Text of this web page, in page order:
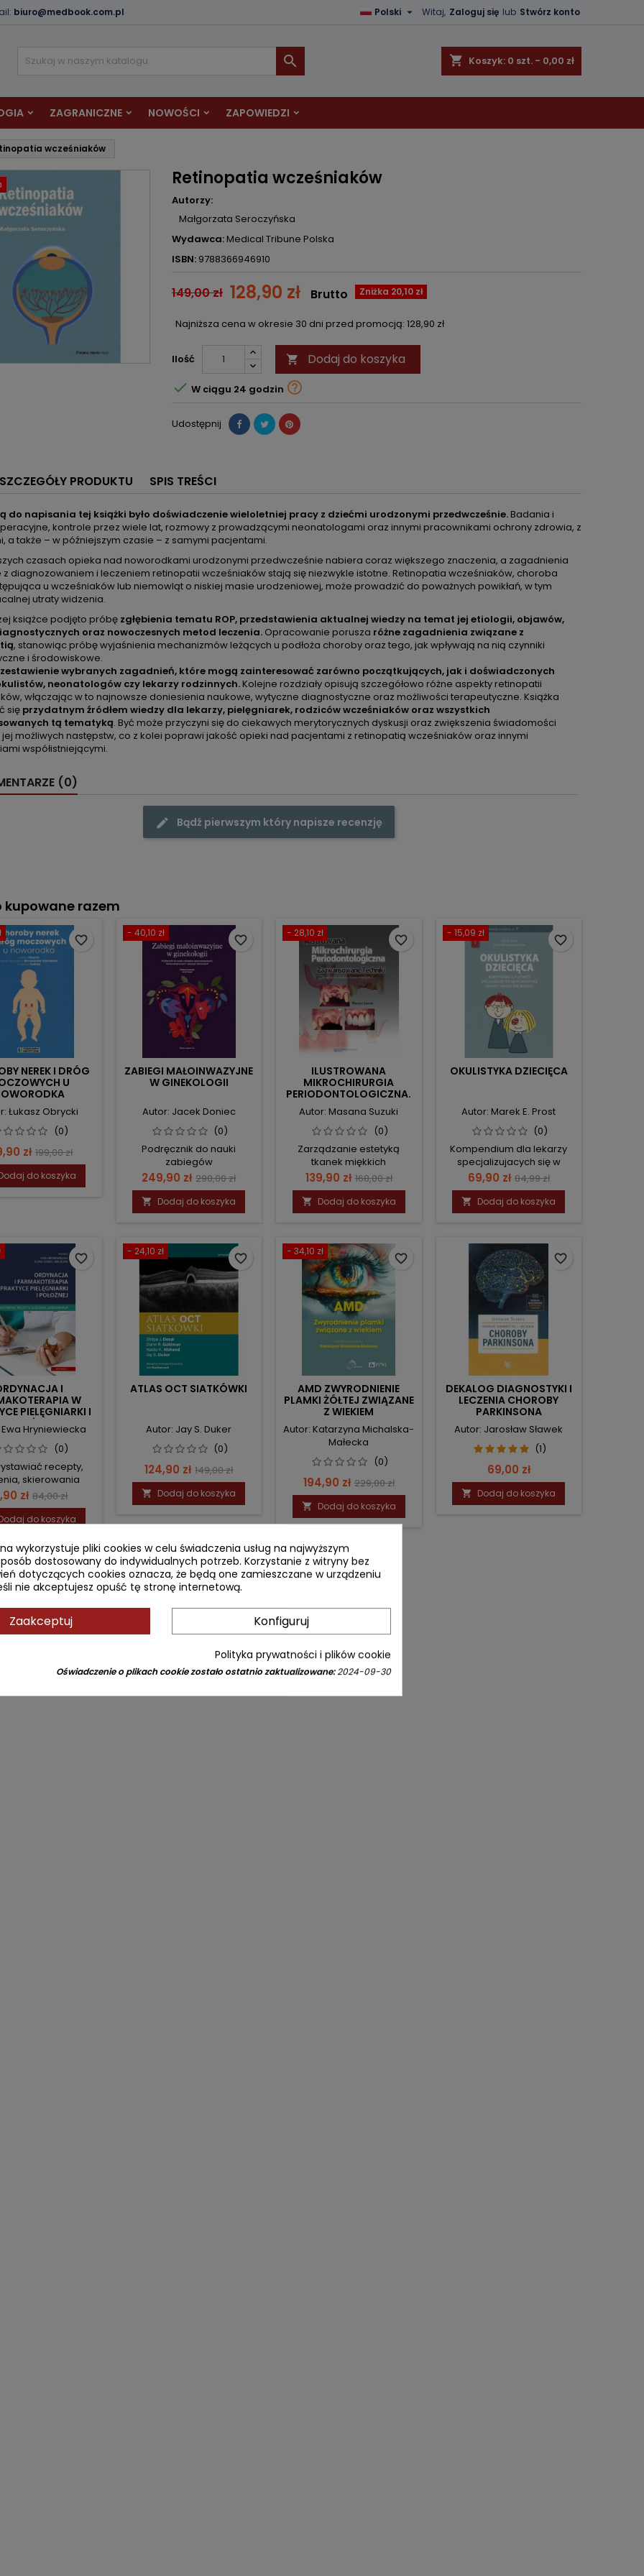
biuro@medbook.com.pl Witaj, Zaloguj się lub Stwórz konto
Polski 
shopping_cart Koszyk: 0 szt. - 0,00 zł

ZAGRANICZNE NOWOŚCI ZAPOWIEDZI
wcześniaków
Retinopatia wcześniaków
Autorzy:
Małgorzata Seroczyńska
Wydawca:Medical Tribune Polska
ISBN: 9788366946910
149,00 zł 128,90 zł Zniżka 20,10 zł
Brutto
Najniższa cena w okresie 30 dni przed promocją: 128,90 zł
Ilość  Dodaj do koszyka
 W ciągu 24 godzin 
Udostępnij
SZCZEGÓŁY PRODUKTU SPIS TREŚCI
do napisania tej książki było doświadczenie wieloletniej pracy z dziećmi urodzonymi przedwcześnie.Badania i
kontrole przez wiele lat, rozmowy z prowadzącymi neonatologami oraz innymi pracownikami ochrony zdrowia, z
a także – w późniejszym czasie – z samymi pacjentami.
czasach opieka nad noworodkami urodzonymi przedwcześnie nabiera coraz większego znaczenia, a zagadnienia
z diagnozowaniem i leczeniem retinopatii wcześniaków stają się niezwykle istotne. Retinopatia wcześniaków, choroba
u wcześniaków lub niemowląt o niskiej masie urodzeniowej, może prowadzić do poważnych powikłań, w tym
utraty widzenia.
książce podjęto próbę zgłębienia tematu ROP, przedstawienia aktualnej wiedzy na temat jej etiologii, objawów,
oraz nowoczesnych metod leczenia. Opracowanie porusza różne zagadnienia związane z
, stanowiąc próbę wyjaśnienia mechanizmów leżących u podłoża choroby oraz tego, jak wpływają na nią czynniki
i środowiskowe.
wybranych zagadnień, które mogą zainteresować zarówno początkujących, jak i doświadczonych
neonatologów czy lekarzy rodzinnych.Kolejne rozdziały opisują szczegółowo różne aspekty retinopatii
włączając w to najnowsze doniesienia naukowe, wytyczne diagnostyczne oraz możliwości terapeutyczne. Książka
się przydatnym źródłem wiedzy dla lekarzy, pielęgniarek, rodziców wcześniaków oraz wszystkich
tą tematyką. Być może przyczyni się do ciekawych merytorycznych dyskusji oraz zwiększenia świadomości
możliwych następstw, co z kolei poprawi jakość opieki nad pacjentami z retinopatią wcześniaków oraz innymi
współistniejącymi.
(0)
Bądź pierwszym który napisze recenzję
kupowane razem
NEREK I DRÓG
U
Łukasz Obrycki
(0)
zł Cena
podstawowa
199,00 zł
do koszyka
favorite_border
- 40,10 zł
ZABIEGI MAŁOINWAZYJNE
W GINEKOLOGII
Autor: Jacek Doniec
(0)
Podręcznik do nauki
zabiegów
laparoskopowych,
histeroskopowych i operacji
robotowych
Cena
249,90 zł Cena
podstawowa
290,00 zł
 Dodaj do koszyka
favorite_border
- 28,10 zł
ILUSTROWANA
MIKROCHIRURGIA
PERIODONTOLOGICZNA.
ZAAWANSOWANE
TECHNIKI.
Autor: Masana Suzuki
(0)
Zarządzanie estetyką
tkanek miękkich
Cena
139,90 zł Cena
podstawowa
168,00 zł
 Dodaj do koszyka
favorite_border
- 15,09 zł
OKULISTYKA DZIECIĘCA
Autor: Marek E. Prost
(0)
Kompendium dla lekarzy
specjalizujacych się w
okulistyce i lekarzy innych
specjalności
Cena
69,90 zł Cena
podstawowa
84,99 zł
 Dodaj do koszyka
favorite_border
I
W
PIELĘGNIARKI I
POŁOŻNEJHryniewiecka
(0)
recepty,
skierowania
zł Cena
podstawowa
84,00 zł
do koszyka
favorite_border
- 24,10 zł
ATLAS OCT SIATKÓWKI
Autor: Jay S. Duker
(0)
Cena
124,90 zł Cena
podstawowa
149,00 zł
 Dodaj do koszyka
favorite_border
- 34,10 zł
AMD ZWYRODNIENIE
PLAMKI ŻÓŁTEJ ZWIĄZANE
Z WIEKIEM
Autor: Katarzyna Michalska-
Małecka
(0)
Cena
194,90 zł Cena
podstawowa
229,00 zł
 Dodaj do koszyka
favorite_border
DEKALOG DIAGNOSTYKI I
LECZENIA CHOROBY
PARKINSONA
Autor: Jarosław Sławek
(1)
Cena
69,00 zł
 Dodaj do koszyka
favorite_border
być zalogowany by zapisać produkty na swojej liście życzeń.
wykorzystuje pliki cookies w celu świadczenia usług na najwyższym
dostosowany do indywidualnych potrzeb. Korzystanie z witryny bez
dotyczących cookies oznacza, że będą one zamieszczane w urządzeniu
nie akceptujesz opuść tę stronę internetową.
Zaakceptuj Konfiguruj
Polityka prywatności i plików cookie
Oświadczenie o plikach cookie zostało ostatnio zaktualizowane:2024-09-30